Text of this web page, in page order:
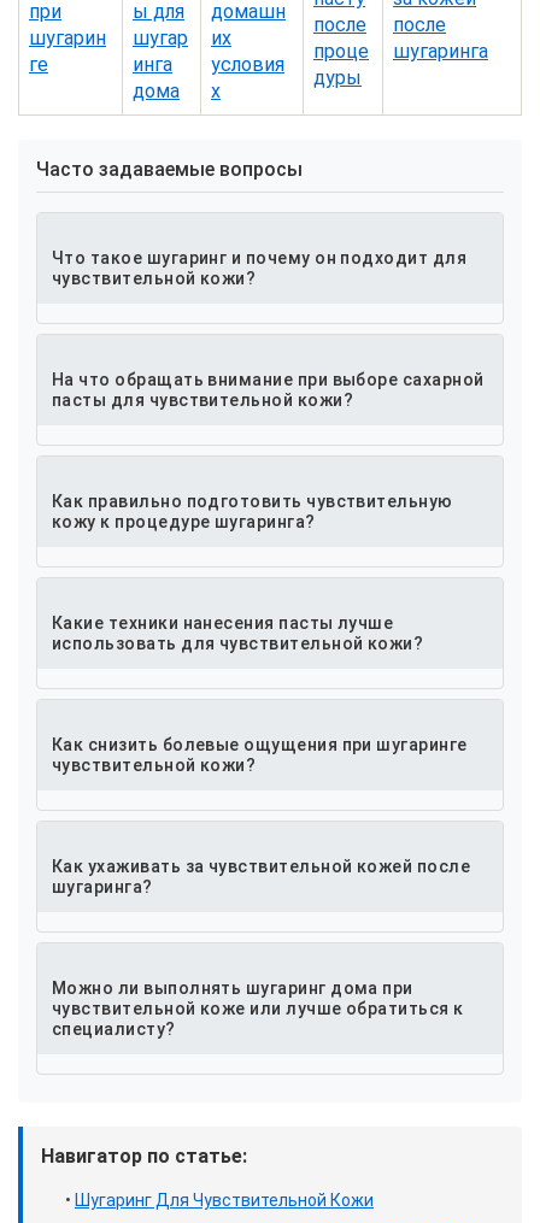
при
шугарин
ге
ы для
шугар
инга
дома
домашн
их
условия
х
после
проце
дуры
после
шугаринга
Часто задаваемые вопросы
Что такое шугаринг и почему он подходит для
чувствительной кожи?
На что обращать внимание при выборе сахарной
пасты для чувствительной кожи?
Как правильно подготовить чувствительную
кожу к процедуре шугаринга?
Какие техники нанесения пасты лучше
использовать для чувствительной кожи?
Как снизить болевые ощущения при шугаринге
чувствительной кожи?
Как ухаживать за чувствительной кожей после
шугаринга?
Можно ли выполнять шугаринг дома при
чувствительной коже или лучше обратиться к
специалисту?
Навигатор по статье:
• Шугаринг Для Чувствительной Кожи